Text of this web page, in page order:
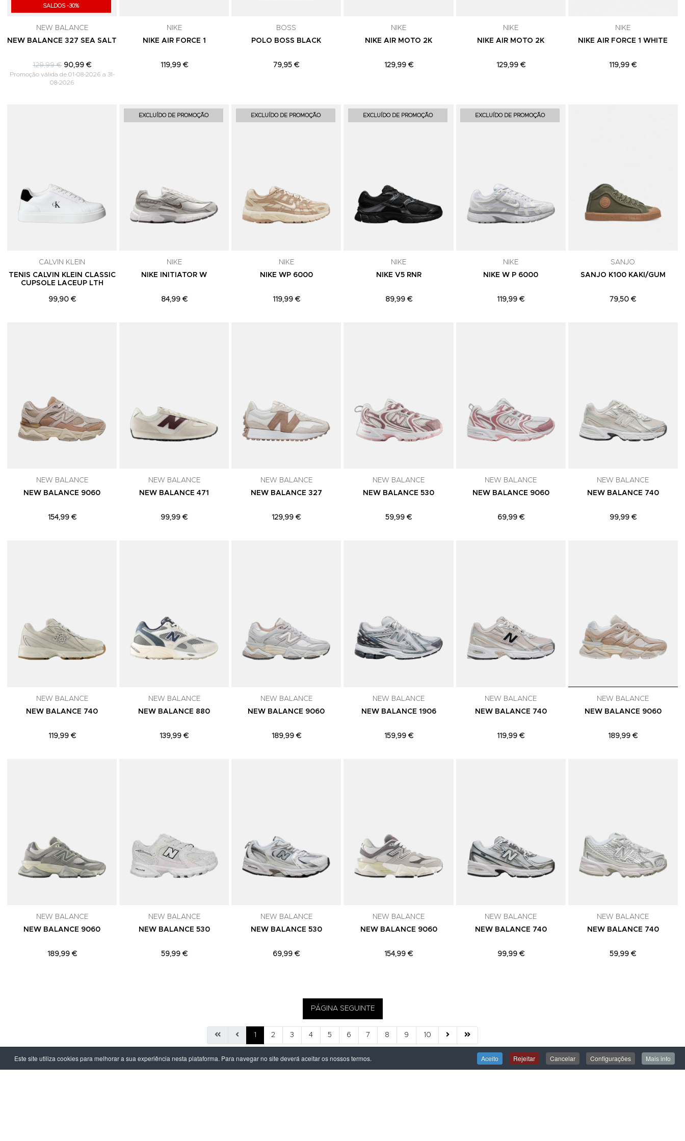
SALDOS -30%
NEW BALANCE
NEW BALANCE 327 SEA SALT
129,99 € 90,99 €
Promoção válida de 01-08-2026 a 31-
08-2026
NIKE
NIKE AIR FORCE 1
119,99 €
BOSS
POLO BOSS BLACK
79,95 €
NIKE
NIKE AIR MOTO 2K
129,99 €
NIKE
NIKE AIR MOTO 2K
129,99 €
NIKE
NIKE AIR FORCE 1 WHITE
119,99 €
Adicionar aos Favoritos
CALVIN KLEIN
TENIS CALVIN KLEIN CLASSIC
CUPSOLE LACEUP LTH
99,90 €
EXCLUÍDO DE PROMOÇÃO Adicionar aos Favoritos
NIKE
NIKE INITIATOR W
84,99 €
EXCLUÍDO DE PROMOÇÃO Adicionar aos Favoritos
NIKE
NIKE WP 6000
119,99 €
EXCLUÍDO DE PROMOÇÃO Adicionar aos Favoritos
NIKE
NIKE V5 RNR
89,99 €
EXCLUÍDO DE PROMOÇÃO
NIKE
NIKE W P 6000
119,99 €
SANJO
SANJO K100 KAKI/GUM
79,50 €
NEW BALANCE
NEW BALANCE 9060
154,99 €
NEW BALANCE
NEW BALANCE 471
99,99 €
NEW BALANCE
NEW BALANCE 327
129,99 €
NEW BALANCE
NEW BALANCE 530
59,99 €
NEW BALANCE
NEW BALANCE 9060
69,99 €
NEW BALANCE
NEW BALANCE 740
99,99 €
NEW BALANCE
NEW BALANCE 740
119,99 €
NEW BALANCE
NEW BALANCE 880
139,99 €
NEW BALANCE
NEW BALANCE 9060
189,99 €
NEW BALANCE
NEW BALANCE 1906
159,99 €
NEW BALANCE
NEW BALANCE 740
119,99 €
NEW BALANCE
NEW BALANCE 9060
189,99 €
NEW BALANCE
NEW BALANCE 9060
189,99 €
NEW BALANCE
NEW BALANCE 530
59,99 €
NEW BALANCE
NEW BALANCE 530
69,99 €
NEW BALANCE
NEW BALANCE 9060
154,99 €
NEW BALANCE
NEW BALANCE 740
99,99 €
NEW BALANCE
NEW BALANCE 740
59,99 €
PÁGINA SEGUINTE
1 2 3 4 5 6 7 8 9 10
Este site utiliza cookies para melhorar a sua experiência nesta plataforma. Para navegar no site deverá aceitar os nossos termos. Aceito Rejeitar Cancelar Configurações Mais info